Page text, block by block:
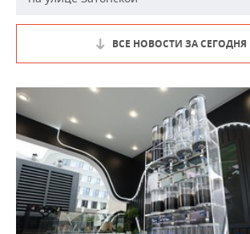
ВСЕ НОВОСТИ ЗА СЕГОДНЯ